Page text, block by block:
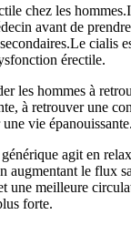
chez les
avant de
cialis
érectile.
les hommes à
à retrouver une
vie épanouissante.
agit en
augmentant le flux
une meilleure
forte.